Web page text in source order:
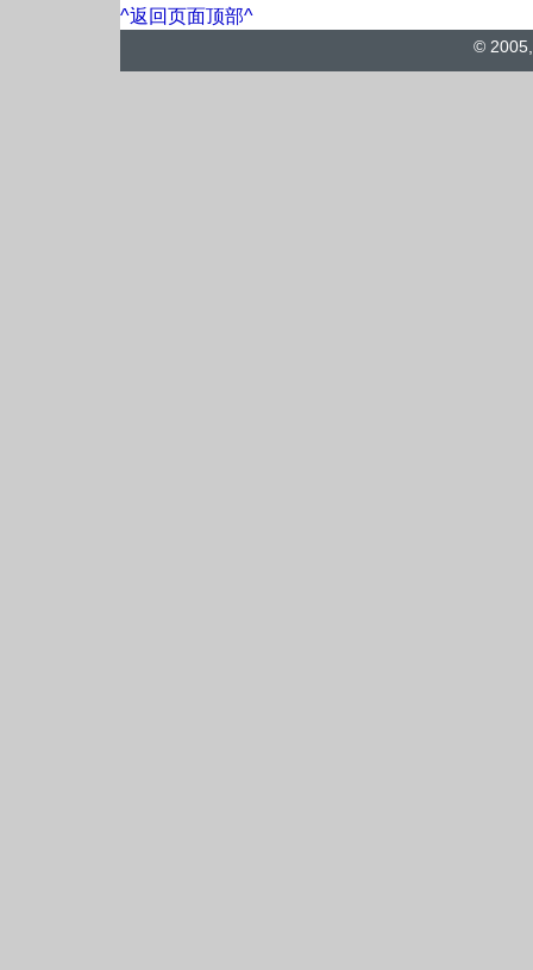
^返回页面顶部^
©